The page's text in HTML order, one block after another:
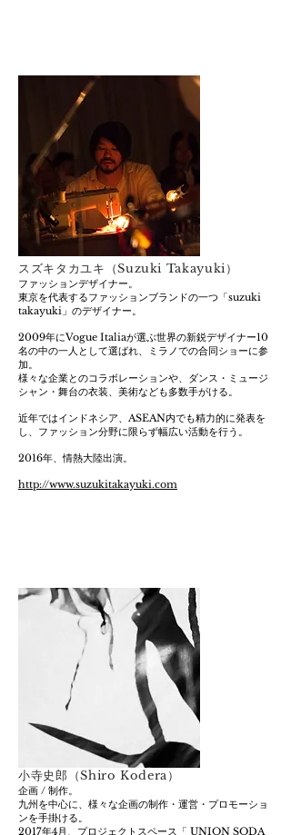
スズキタカユキ （Suzuki Takayuki）
ファッションデザイナー。
東京を代表するファッションブランドの一つ 「suzuki
takayuki」のデザイナー。
2009年にVogue Italiaが選ぶ世界の新鋭デザイナー10
名の中の一人として選ばれ、ミラノでの合同ショーに参
加。
様々な企業とのコラボレーションや、 ダンス・ミュージ
シャン・舞台の衣装、 美術なども多数手がける。
近年ではインドネシア、 ASEAN内でも精力的に発表を
し、ファッション分野に限らず幅広い活動を行う。
2016年、情熱大陸出演。
http://www.suzukitakayuki.com
小寺史郎（Shiro Kodera）
企画 / 制作。
九州を中心に、様々な企画の制作・ 運営・プロモーショ
ンを手掛ける。
2017年4月、 プロジェクトスペース「 UNION SODA